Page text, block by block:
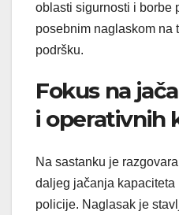
oblasti sigurnosti i borbe
posebnim naglaskom na
podršku.
Fokus na
i operativnih
Na sastanku je
daljeg jačanja kapaciteta
policije. Naglasak je